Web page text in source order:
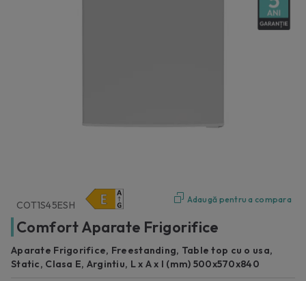
Adaugă pentru a compara
COT1S45ESH
Comfort Aparate Frigorifice
Aparate Frigorifice, Freestanding, Table top cu o usa,
Static, Clasa E, Argintiu, L x A x I (mm) 500x570x840